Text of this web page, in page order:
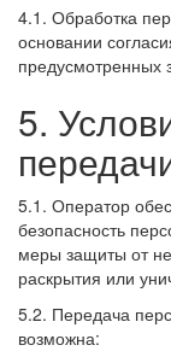
4.1. Обработка
основании
предусмотренных
5.
5.1. Оператор
безопасность
меры защиты от
раскрытия или
5.2. Передача
возможна: